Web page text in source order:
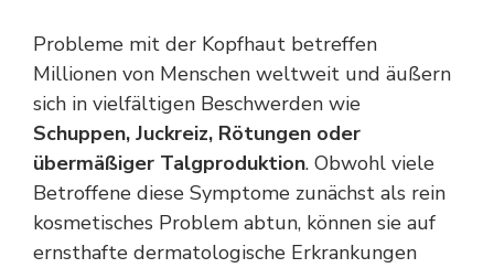
Probleme mit der Kopfhaut betreffen
Millionen von Menschen weltweit und äußern
sich in vielfältigen Beschwerden wie
Schuppen, Juckreiz, Rötungen oder
übermäßiger Talgproduktion. Obwohl viele
Betroffene diese Symptome zunächst als rein
kosmetisches Problem abtun, können sie auf
ernsthafte dermatologische Erkrankungen